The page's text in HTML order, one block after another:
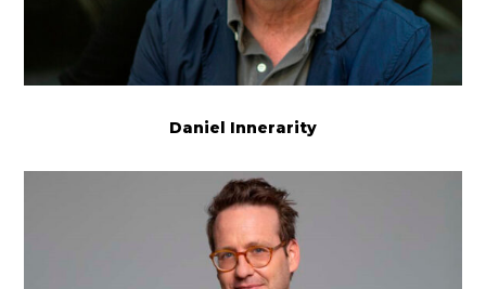
Daniel Innerarity